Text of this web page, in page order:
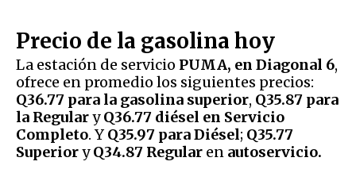
Precio de la gasolina hoy
La estación de servicio PUMA, en Diagonal 6,
ofrece en promedio los siguientes precios:
Q36.77 para la gasolina superior, Q35.87 para
la RegularyQ36.77 diésel en Servicio
Completo. YQ35.97 para Diésel; Q35.77
SuperioryQ34.87 Regular en autoservicio.